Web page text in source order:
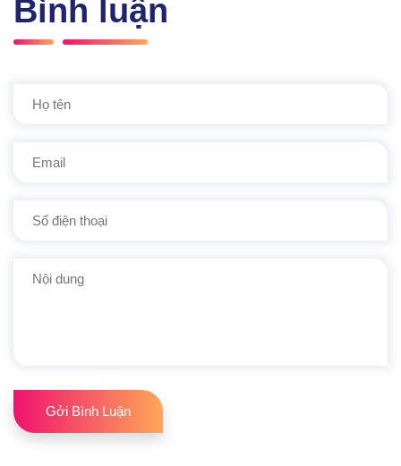
Bình luận
Gởi Bình Luận